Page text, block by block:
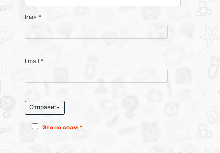
Имя *
Email *
Это не спам *